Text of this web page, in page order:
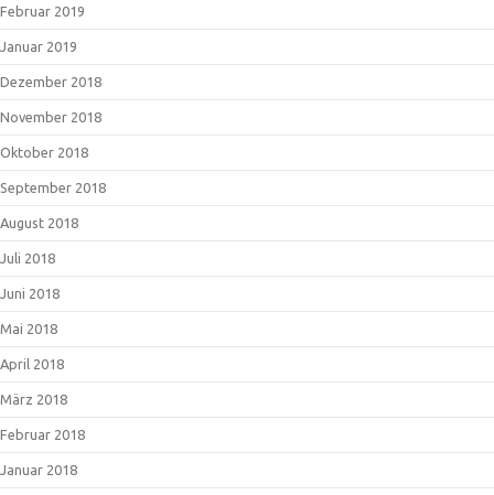
Februar 2019
Januar 2019
Dezember 2018
November 2018
Oktober 2018
September 2018
August 2018
Juli 2018
Juni 2018
Mai 2018
April 2018
März 2018
Februar 2018
Januar 2018